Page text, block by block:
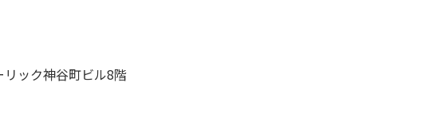
ク神谷町ビル8階